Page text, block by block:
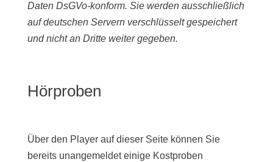
Daten DsGVo-konform. Sie werden ausschließlich
auf deutschen Servern verschlüsselt gespeichert
und nicht an Dritte weiter gegeben.
Hörproben
Über den Player auf dieser Seite können Sie
bereits unangemeldet einige Kostproben